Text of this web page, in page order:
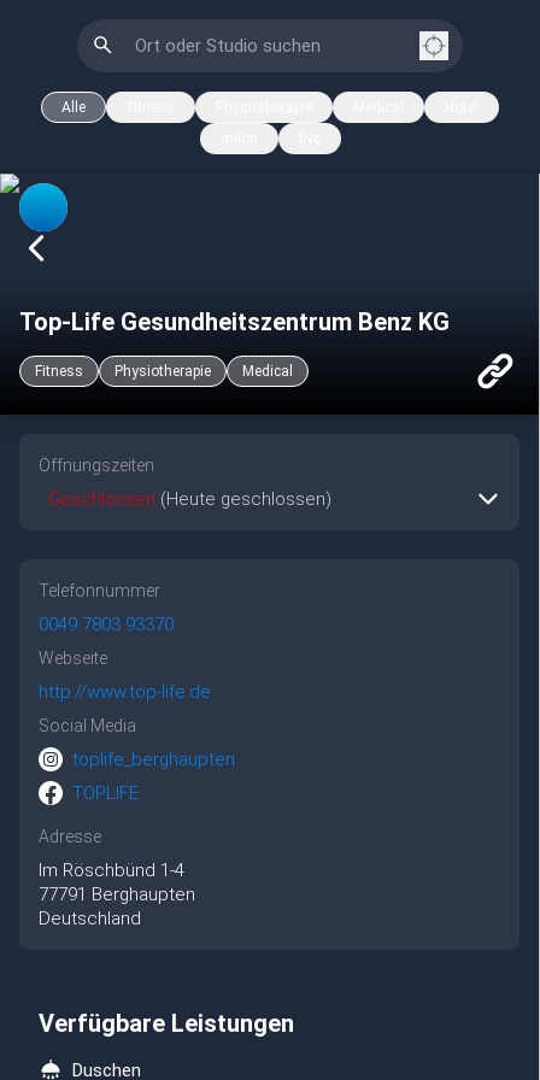
Alle
Top-Life Gesundheitszentrum Benz KG
Fitness Physiotherapie Medical
Öffnungszeiten
Geschlossen (Heute geschlossen)
Telefonnummer
0049 7803 93370
Webseite
http://www.top-life.de
Social Media
toplife_berghaupten
TOPLIFE
Adresse
Im Röschbünd 1-4
77791 Berghaupten
Deutschland
Verfügbare Leistungen
Duschen